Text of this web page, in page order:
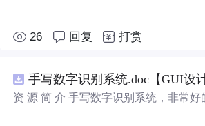
26 回复 打赏
手写数字识别系统.doc【GUI设
资 源 简 介 手写数字识别系统，非常